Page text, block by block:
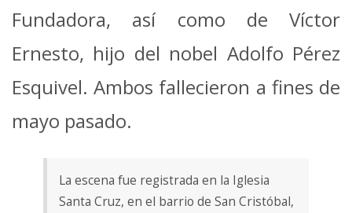
Fundadora, así como de Víctor
Ernesto, hijo del nobel Adolfo Pérez
Esquivel. Ambos fallecieron a fines de
mayo pasado.
La escena fue registrada en la Iglesia
Santa Cruz, en el barrio de San Cristóbal,